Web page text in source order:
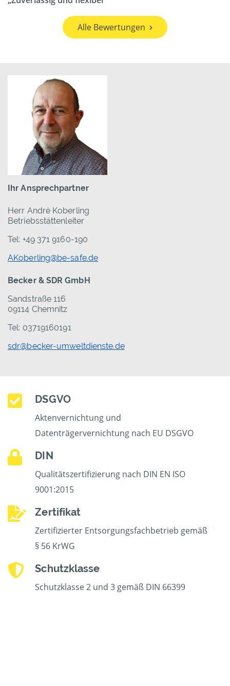
Alle Bewertungen
Ihr Ansprechpartner
Herr Andrè Koberling
Betriebsstättenleiter
Tel: +49 371 9160-190
AKoberling@be-safe.de
Becker & SDR GmbH
Sandstraße 116
09114 Chemnitz
Tel: 03719160191
sdr@becker-umweltdienste.de
DSGVO
Aktenvernichtung und
Datenträgervernichtung nach EU DSGVO
DIN
Qualitätszertifizierung nach DIN EN ISO
9001:2015
Zertifikat
Zertifizierter Entsorgungsfachbetrieb gemäß
§ 56 KrWG
Schutzklasse
Schutzklasse 2 und 3 gemäß DIN 66399